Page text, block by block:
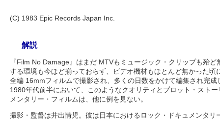
(C) 1983 Epic Records Japan Inc.
解説
『Film No Damage』はまだ MTVもミュージック・クリップも殆
する環境も今ほど揃っておらず、ビデオ機材もほとんど無かった頃
全編 16mmフィルムで撮影され、多くの日数をかけて編集され完成
1980年代前半において、このようなクオリティとプロット・スト
メンタリー・フィルムは、他に例を見ない。
撮影・監督は井出情児。彼は日本におけるロック・ドキュメンタリ